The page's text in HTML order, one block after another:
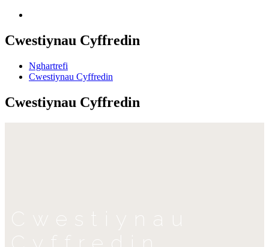
Cwestiynau Cyffredin
Nghartrefi
Cwestiynau Cyffredin
Cwestiynau Cyffredin
Cwestiynau